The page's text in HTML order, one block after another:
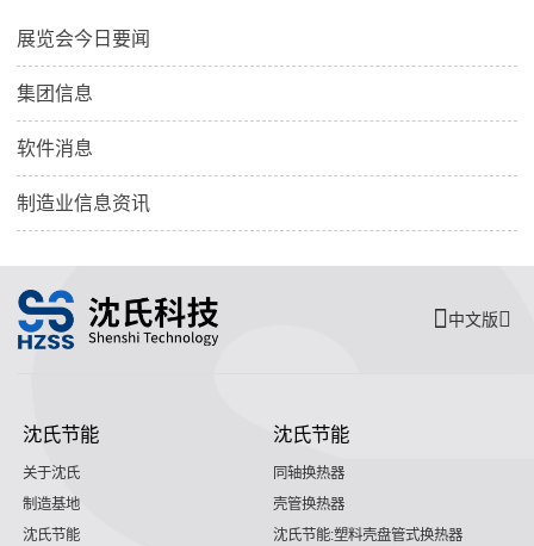
展览会今日要闻
集团信息
软件消息
制造业信息资讯
中文版
沈氏节能
关于沈氏
制造基地
沈氏节能
沈氏节能
同轴换热器
壳管换热器
沈氏节能:塑料壳盘管式换热器